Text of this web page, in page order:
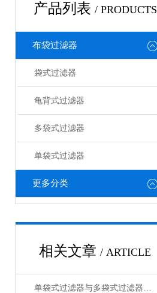
产品列表 / PRODUCTS
布袋过滤器
袋式过滤器
龟背式过滤器
多袋式过滤器
单袋式过滤器
更多分类
相关文章 / ARTICLE
单袋式过滤器与多袋式过滤器的比较分析